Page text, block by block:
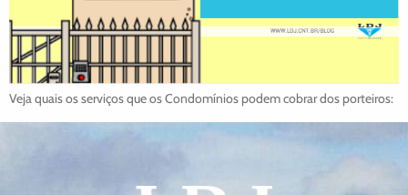
Veja quais os serviços que os Condomínios podem cobrar dos porteiros: